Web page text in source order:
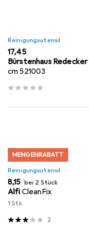
Reinigungsutensil
EUR
17,45
Bürstenhaus Redecker
cm 521003
MENGENRABATT
Reinigungsutensil
EUR
8,15 bei 2 Stück
Alfi CleanFix
1 Stk.
2